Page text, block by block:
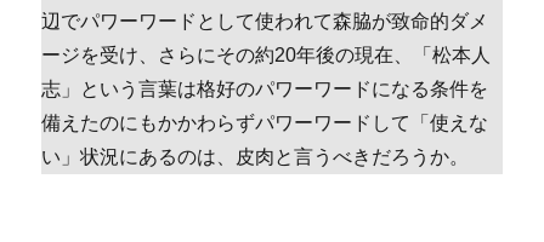
辺でパワーワードとして使われて森脇が致命的ダメ
ージを受け、さらにその約20年後の現在、「松本人
志」という言葉は格好のパワーワードになる条件を
備えたのにもかかわらずパワーワードして「使えな
い」状況にあるのは、皮肉と言うべきだろうか。